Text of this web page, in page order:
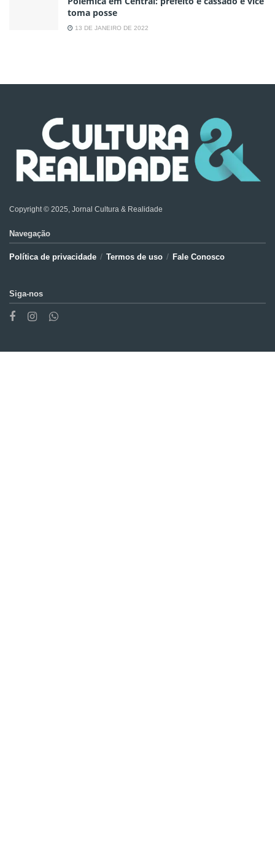
toma posse
13 DE JANEIRO DE 2022
Copyright © 2025, Jornal Cultura & Realidade
Navegação
Política de privacidade Termos de uso Fale Conosco
Siga-nos